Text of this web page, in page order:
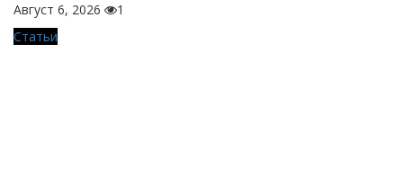
Август 6, 2026
1
Статьи